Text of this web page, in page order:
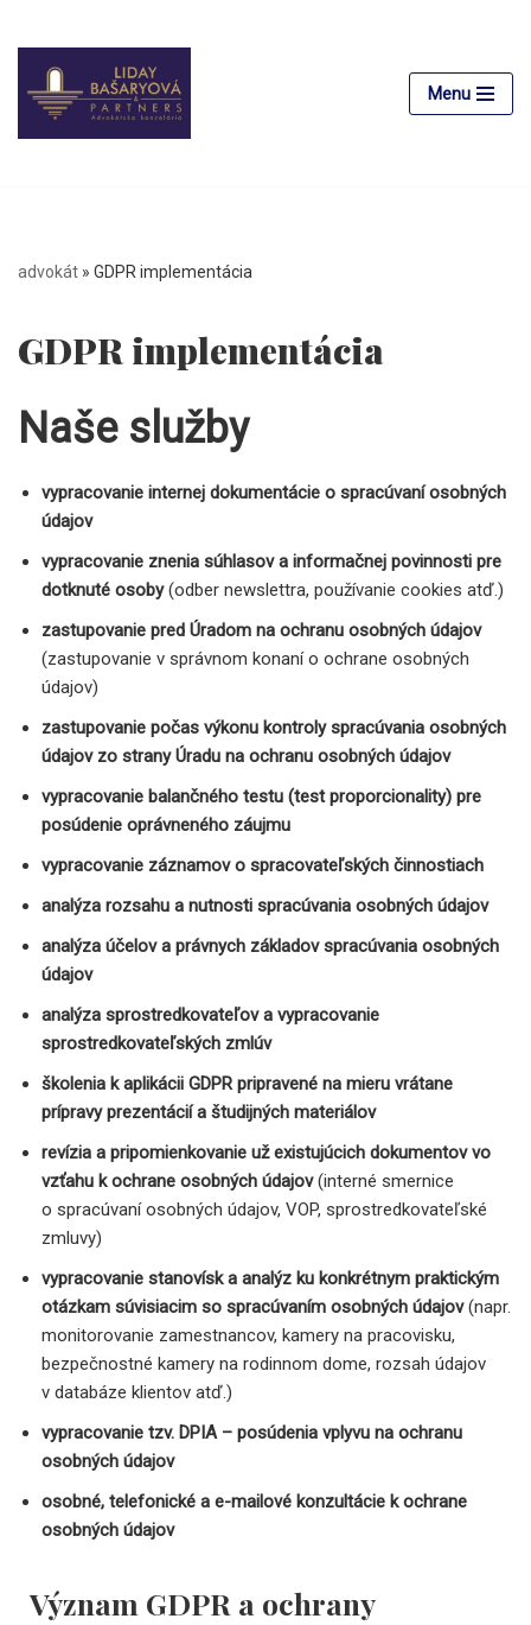
Preskočiť
na
obsah
Menu
advokát » GDPR implementácia
GDPR implementácia
Naše služby
vypracovanie internej dokumentácie o spracúvaní osobných
údajov
vypracovanie znenia súhlasov a informačnej povinnosti pre
dotknuté osoby(odber newslettra, používanie cookies atď.)
zastupovanie pred Úradom na ochranu osobných údajov
(zastupovanie v správnom konaní o ochrane osobných
údajov)
zastupovanie počas výkonu kontroly spracúvania osobných
údajov zo strany Úradu na ochranu osobných údajov
vypracovanie balančného testu (test proporcionality) pre
posúdenie oprávneného záujmu
vypracovanie záznamov o spracovateľských činnostiach
analýza rozsahu a nutnosti spracúvania osobných údajov
analýza účelov a právnych základov spracúvania osobných
údajov
analýza sprostredkovateľov a vypracovanie
sprostredkovateľských zmlúv
školenia k aplikácii GDPR pripravené na mieru vrátane
prípravy prezentácií a študijných materiálov
revízia a pripomienkovanie už existujúcich dokumentov vo
vzťahu k ochrane osobných údajov(interné smernice
o spracúvaní osobných údajov, VOP, sprostredkovateľské
zmluvy)
vypracovanie stanovísk a analýz ku konkrétnym praktickým
otázkam súvisiacim so spracúvaním osobných údajov(napr.
monitorovanie zamestnancov, kamery na pracovisku,
bezpečnostné kamery na rodinnom dome, rozsah údajov
v databáze klientov atď.)
vypracovanie tzv. DPIA – posúdenia vplyvu na ochranu
osobných údajov
osobné, telefonické a e-mailové konzultácie k ochrane
osobných údajov
Význam GDPR a ochrany